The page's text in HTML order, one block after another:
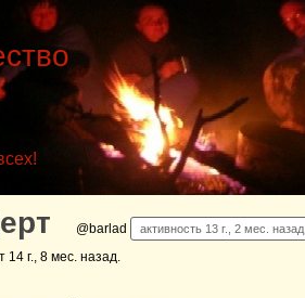
@barlad активность 13 г., 2 мес. назад
14 г., 8 мес. назад.